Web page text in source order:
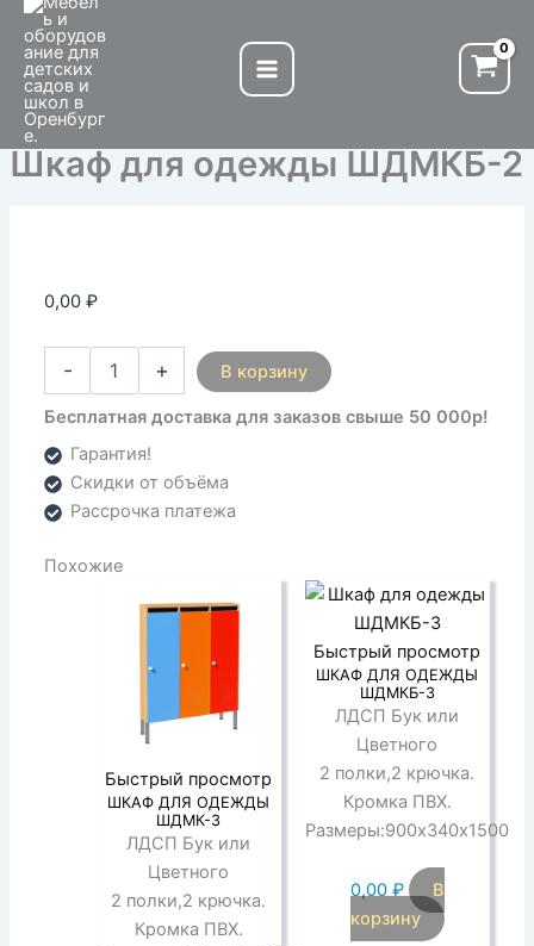
Перейти
содержимому
Шкаф для одежды ШДМКБ-2
0,00₽
-
Количество
товара
Шкаф
для
одежды
ШДМКБ-2
+ В корзину
Бесплатная доставка для заказов свыше 50 000р!
Гарантия!
Скидки от объёма
Рассрочка платежа
Похожие
Быстрый просмотр
ШКАФ ДЛЯ ОДЕЖДЫ
ШДМК-3
ЛДСП Бук или
Цветного
2 полки,2 крючка.
Кромка ПВХ.
Быстрый просмотр
ШКАФ ДЛЯ ОДЕЖДЫ
ШДМКБ-3
ЛДСП Бук или
Цветного
2 полки,2 крючка.
Кромка ПВХ.
Размеры:900х340х1500
0,00 ₽
В
корзину